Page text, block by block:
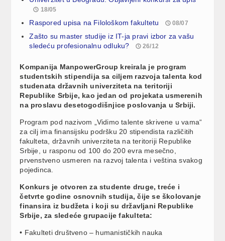
18/05
Raspored upisa na Filološkom fakultetu 08/07
Zašto su master studije iz IT-ja pravi izbor za vašu
sledeću profesionalnu odluku?
26/12
Kompanija ManpowerGroup kreirala je program
studentskih stipendija sa ciljem razvoja talenta kod
studenata državnih univerziteta na teritoriji
Republike Srbije, kao jedan od projekata usmerenih
na proslavu desetogodišnjice poslovanja u Srbiji.
Program pod nazivom „Vidimo talente skrivene u vama“
za cilj ima finansijsku podršku 20 stipendista različitih
fakulteta, državnih univerziteta na teritoriji Republike
Srbije, u rasponu od 100 do 200 evra mesečno,
prvenstveno usmeren na razvoj talenta i veština svakog
pojedinca.
Konkurs je otvoren za studente druge, treće i
četvrte godine osnovnih studija, čije se školovanje
finansira iz budžeta i koji su državljani Republike
Srbije, za sledeće grupacije fakulteta:
• Fakulteti društveno – humanističkih nauka